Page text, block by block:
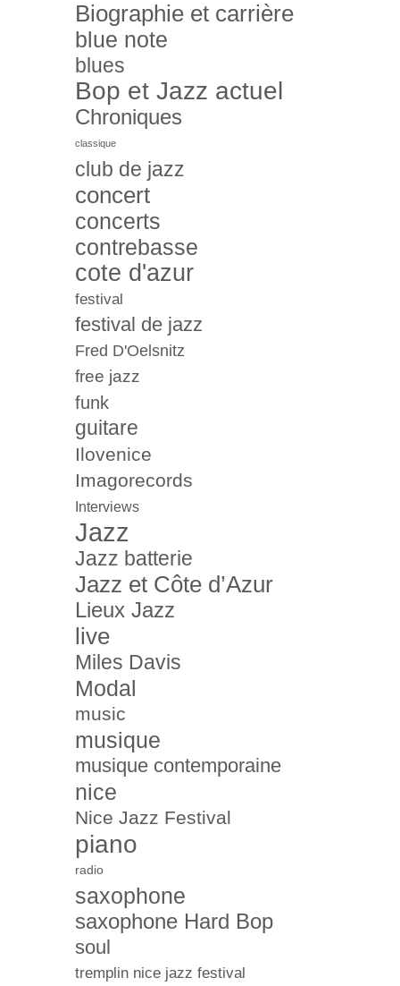
Biographie et carrière
blue note
blues
Bop et Jazz actuel
Chroniques
classique
club de jazz
concert
concerts
contrebasse
cote d'azur
festival
festival de jazz
Fred D'Oelsnitz
free jazz
funk
guitare
Ilovenice
Imagorecords
Interviews
Jazz
Jazz batterie
Jazz et Côte d’Azur
Lieux Jazz
live
Miles Davis
Modal
music
musique
musique contemporaine
nice
Nice Jazz Festival
piano
radio
saxophone
saxophone Hard Bop
soul
tremplin nice jazz festival